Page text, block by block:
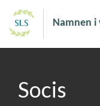
Namnen i
Socis